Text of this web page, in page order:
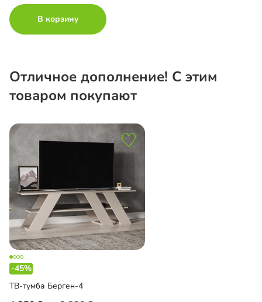
В корзину
Отличное дополнение! С этим
товаром покупают
-45%
ТВ-тумба Берген-4